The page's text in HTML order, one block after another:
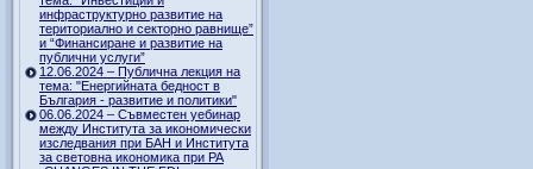
инфраструктурно развитие на
териториално и секторно равнище”
и “Финансиране и развитие на
публични услуги”
12.06.2024 – Публична лекция на
тема: "Енергийната бедност в
България - развитие и политики"
06.06.2024 – Съвместен уебинар
между Института за икономически
изследвания при БАН и Института
за световна икономика при РА